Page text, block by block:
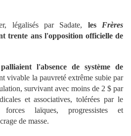
légalisés par Sadate, les
Frères
trente ans l'opposition officielle de
l'absence de système de
vivable la pauvreté extrême subie par
survivant avec moins de 2 $ par
et associatives, tolérées par le
laïques, progressistes et
de masse.